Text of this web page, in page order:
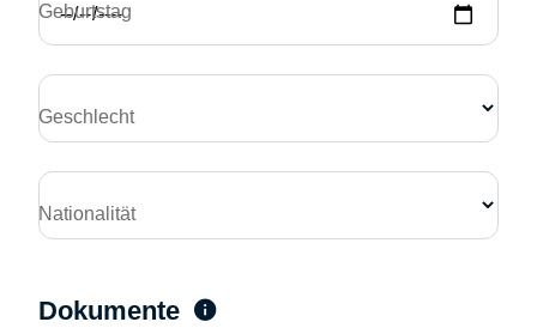
Geburtstag
Geschlecht
Nationalität
Dokumente